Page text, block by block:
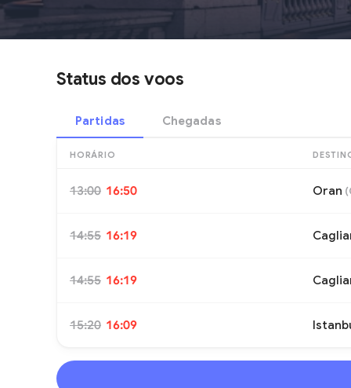
Status dos voos
Partidas Chegadas
HORÁRIO
13:00 16:50 Oran (
14:55 16:19
14:55 16:19
15:20 16:09